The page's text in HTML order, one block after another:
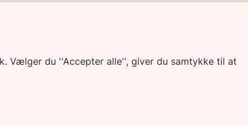
Vælger du ''Accepter alle'', giver du samtykke til at